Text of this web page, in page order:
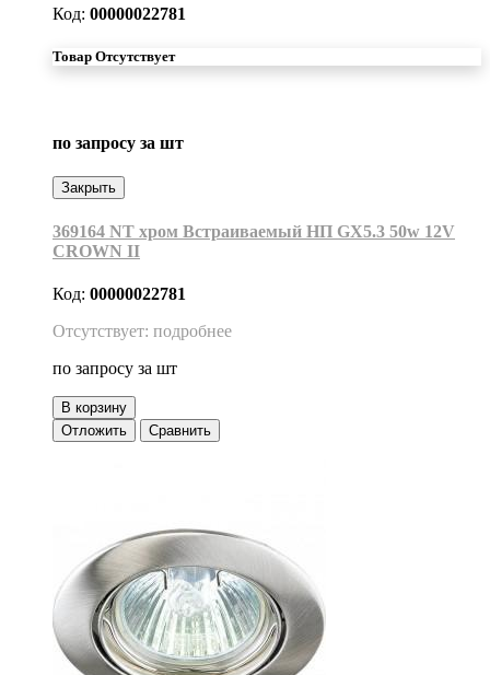
Код: 00000022781
Товар Отсутствует
по запросу за шт
Закрыть
369164 NT хром Встраиваемый НП GX5.3 50w 12V
CROWN II
Код: 00000022781
Отсутствует: подробнее
по запросу за шт
В корзину
Отложить
Сравнить